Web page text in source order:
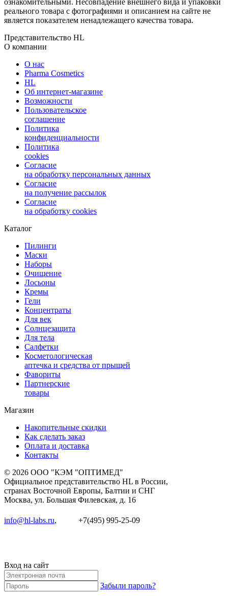
реального товара с фотографиями и описанием на сайте не
является показателем ненадлежащего качества товара.
Представительство HL
О компании
О нас
Pharma Cosmetics
HL
Об интернет-магазине
Возможности
Пользовательское
соглашение
Политика
конфиденциальности
Политика
cookies
Согласие
на обработку персональных данных
Согласие
на получение рассылок
Согласие
на обработку cookies
Каталог
Пилинги
Маски
Наборы
Очищение
Лосьоны
Кремы
Гели
Концентраты
Для век
Солнцезащита
Для тела
Салфетки
Косметологическая
аптечка и средства от прыщей
Фавориты
Партнерские
товары
Магазин
Накопительные скидки
Как сделать заказ
Оплата и доставка
Контакты
© 2026 ООО "КЭМ "ОПТИМЕД"
Официальное представительство HL в России,
странах Восточной Европы, Балтии и СНГ
Москва, ул. Большая Филевская, д. 16
info@hl-labs.ru, +7(495) 995-25-09
Вход на сайт
Забыли пароль?